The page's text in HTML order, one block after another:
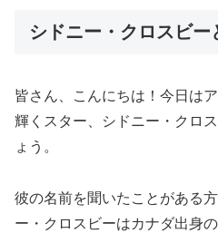
シドニー・クロスビー
皆さん、こんにちは！今日は
輝くスター、シドニー・クロ
ょう。
彼の名前を聞いたことがある
ー・クロスビーはカナダ出身